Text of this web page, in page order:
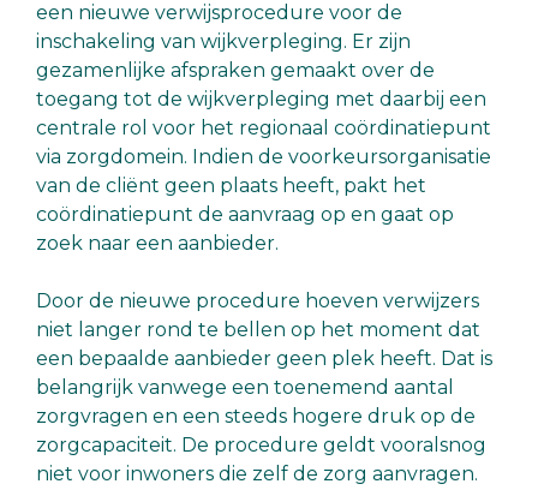
een nieuwe verwijsprocedure voor de
inschakeling van wijkverpleging. Er zijn
gezamenlijke afspraken gemaakt over de
toegang tot de wijkverpleging met daarbij een
centrale rol voor het regionaal coördinatiepunt
via zorgdomein. Indien de voorkeursorganisatie
van de cliënt geen plaats heeft, pakt het
coördinatiepunt de aanvraag op en gaat op
zoek naar een aanbieder.
Door de nieuwe procedure hoeven verwijzers
niet langer rond te bellen op het moment dat
een bepaalde aanbieder geen plek heeft. Dat is
belangrijk vanwege een toenemend aantal
zorgvragen en een steeds hogere druk op de
zorgcapaciteit. De procedure geldt vooralsnog
niet voor inwoners die zelf de zorg aanvragen.